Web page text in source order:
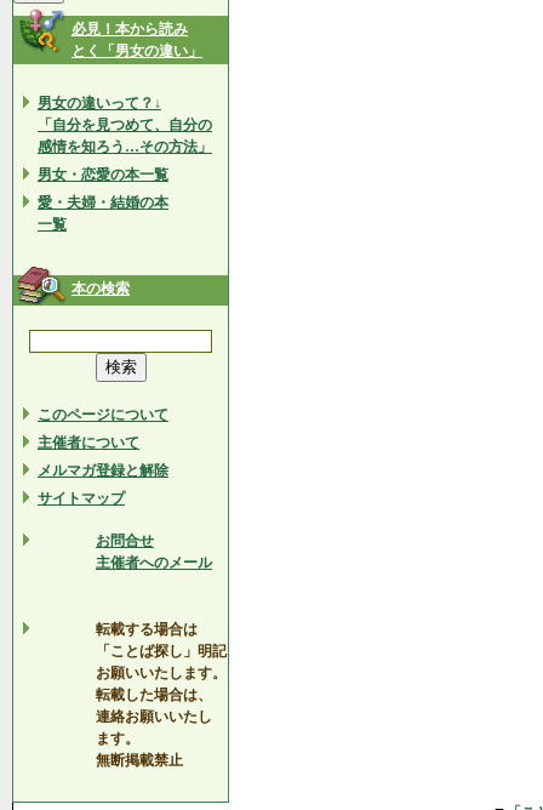
必見！本から読み
とく「男女の違い」
男女の違いって？↓
「自分を見つめて、自分の
感情を知ろう…その方法」
男女・恋愛の本一覧
愛・夫婦・結婚の本
一覧
本の検索
このページについて
主催者について
メルマガ登録と解除
サイトマップ
お問合せ
主催者へのメール
転載する場合は
「ことば探し」明記
お願いいたします。
転載した場合は、
連絡お願いいたし
ます。
無断掲載禁止